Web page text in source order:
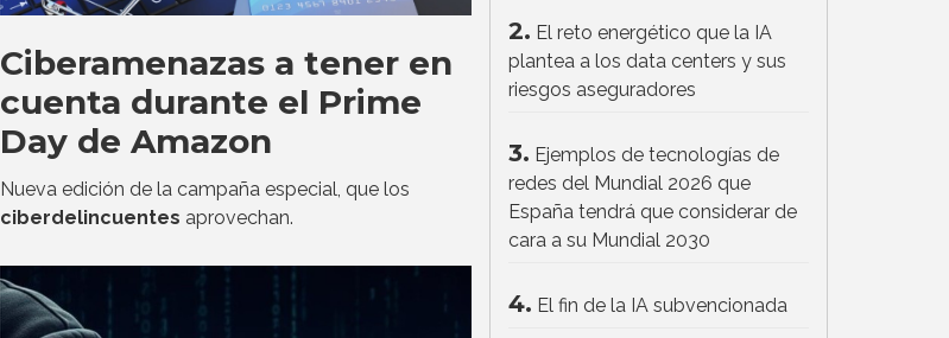
Ciberamenazas a tener en
cuenta durante el Prime
Day de Amazon
Nueva edición de la campaña especial, que los
ciberdelincuentes aprovechan.
2. El reto energético que la IA
plantea a los data centers y sus
riesgos aseguradores
3. Ejemplos de tecnologías de
redes del Mundial 2026 que
España tendrá que considerar de
cara a su Mundial 2030
4. El fin de la IA subvencionada